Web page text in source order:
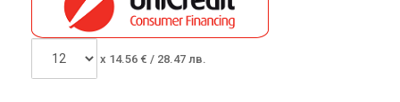
x 14.56 € / 28.47 лв.